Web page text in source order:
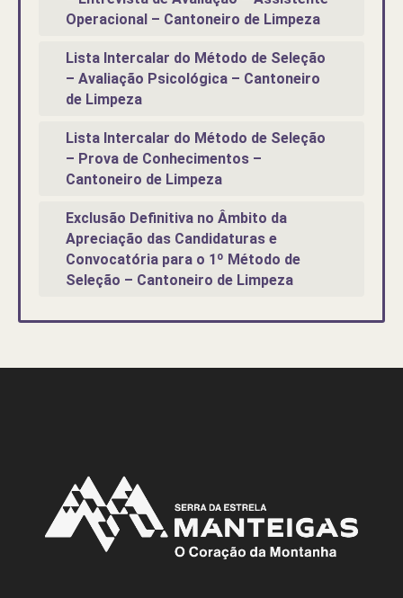
Operacional – Cantoneiro de Limpeza
Lista Intercalar do Método de Seleção
– Avaliação Psicológica – Cantoneiro
de Limpeza
Lista Intercalar do Método de Seleção
– Prova de Conhecimentos –
Cantoneiro de Limpeza
Exclusão Definitiva no Âmbito da
Apreciação das Candidaturas e
Convocatória para o 1º Método de
Seleção – Cantoneiro de Limpeza